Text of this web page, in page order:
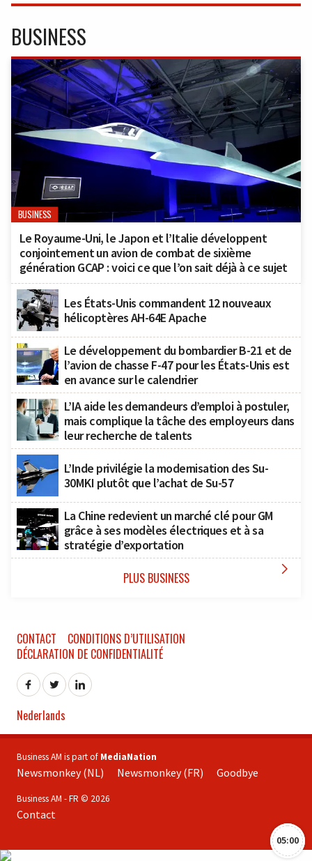
BUSINESS
BUSINESS
Le Royaume-Uni, le Japon et l’Italie développent
conjointement un avion de combat de sixième
génération GCAP : voici ce que l’on sait déjà à ce sujet
Les États-Unis commandent 12 nouveaux
hélicoptères AH-64E Apache
Le développement du bombardier B-21 et de
l’avion de chasse F-47 pour les États-Unis est
en avance sur le calendrier
L’IA aide les demandeurs d’emploi à postuler,
mais complique la tâche des employeurs dans
leur recherche de talents
L’Inde privilégie la modernisation des Su-
30MKI plutôt que l’achat de Su-57
La Chine redevient un marché clé pour GM
grâce à ses modèles électriques et à sa
stratégie d’exportation
PLUS BUSINESS 
05:00
CONTACT
CONDITIONS D’UTILISATION
DÉCLARATION DE CONFIDENTIALITÉ
Nederlands
Business AM is part of MediaNation
Newsmonkey (NL) Newsmonkey (FR) Goodbye
Business AM - FR © 2026
Contact